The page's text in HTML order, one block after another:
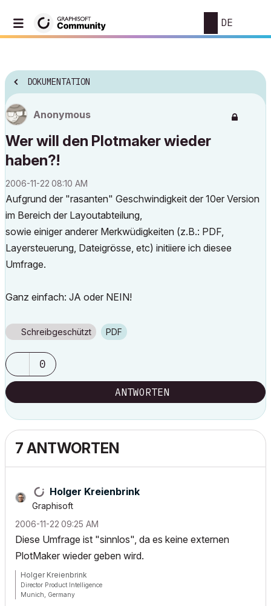
DE
DOKUMENTATION
Anonymous
Wer will den Plotmaker wieder
haben?!
‎2006-11-22 08:10 AM
Aufgrund der "rasanten" Geschwindigkeit der 10er Version
im Bereich der Layoutabteilung,
sowie einiger anderer Merkwüdigkeiten (z.B.: PDF,
Layersteuerung, Dateigrösse, etc) initiiere ich diesee
Umfrage.
Ganz einfach: JA oder NEIN!
Schreibgeschützt PDF
0
ANTWORTEN
7 ANTWORTEN
Holger Kreienbrink
Graphisoft
‎2006-11-22 09:25 AM
Diese Umfrage ist "sinnlos", da es keine externen
PlotMaker wieder geben wird.
Holger Kreienbrink
Director Product Intelligence
Munich, Germany